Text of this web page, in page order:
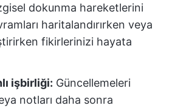
dokunma hareketlerini
haritalandırırken veya
fikirlerinizi hayata
işbirliği: Güncellemeleri
notları daha sonra